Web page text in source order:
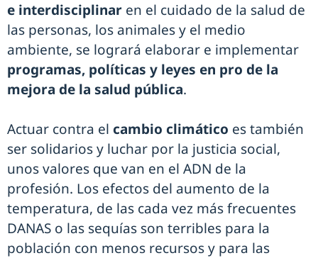
e interdisciplinar en el cuidado de la salud de
las personas, los animales y el medio
ambiente, se logrará elaborar e implementar
programas, políticas y leyes en pro de la
mejora de la salud pública.
Actuar contra el cambio climático es también
ser solidarios y luchar por la justicia social,
unos valores que van en el ADN de la
profesión. Los efectos del aumento de la
temperatura, de las cada vez más frecuentes
DANAS o las sequías son terribles para la
población con menos recursos y para las